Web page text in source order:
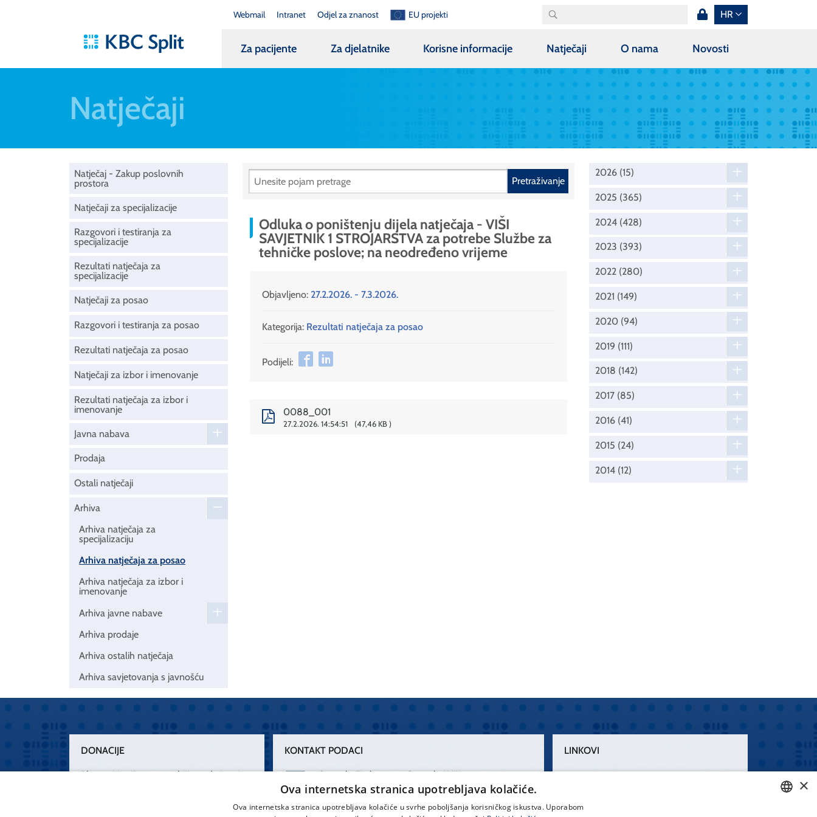
Webmail Intranet Odjel za znanost EU projekti HR
Za pacijente Za djelatnike Korisne informacije Natječaji O nama Novosti
Natječaji
Natječaj - Zakup poslovnih
prostora
Natječaji za specijalizacije
Razgovori i testiranja za
specijalizacije
Rezultati natječaja za
specijalizacije
Natječaji za posao
Razgovori i testiranja za posao
Rezultati natječaja za posao
Natječaji za izbor i imenovanje
Rezultati natječaja za izbor i
imenovanje
Javna nabava
Prodaja
Ostali natječaji
Arhiva
Arhiva natječaja za
specijalizaciju
Arhiva natječaja za posao
Arhiva natječaja za izbor i
imenovanje
Arhiva javne nabave
Arhiva prodaje
Arhiva ostalih natječaja
Arhiva savjetovanja s javnošću
Pretraživanje
Odluka o poništenju dijela natječaja - VIŠI
SAVJETNIK 1 STROJARSTVA za potrebe Službe za
tehničke poslove; na neodređeno vrijeme
Objavljeno: 27.2.2026. - 7.3.2026.
Kategorija: Rezultati natječaja za posao
Podijeli:
0088_001
27.2.2026. 14:54:51 47,46 KB
2026 (15)
2025 (365)
2024 (428)
2023 (393)
2022 (280)
2021 (149)
2020 (94)
2019 (111)
2018 (142)
2017 (85)
2016 (41)
2015 (24)
2014 (12)
DONACIJE
Plemenitim činom nesebičnog darivanja
„Zarazimo“ se dobrotom, donirajmo od
KONTAKT PODACI
Centrala Firule
021 556 111
Centrala Križine
021 557 111
LINKOVI
×
Ova internetska stranica upotrebljava kolačiće.
Ova internetska stranica upotrebljava kolačiće u svrhe poboljšanja korisničkog iskustva. Uporabom